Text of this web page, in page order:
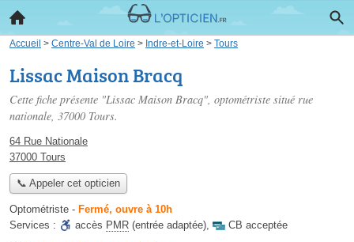
Accueil > Centre-Val de Loire > Indre-et-Loire > Tours
Lissac Maison Bracq
Cette fiche présente "Lissac Maison Bracq", optométriste situé rue
nationale, 37000 Tours.
64 Rue Nationale
37000 Tours
📞 Appeler cet opticien
Optométriste - Fermé, ouvre à 10h
Services :
accès PMR (entrée adaptée), CB acceptée